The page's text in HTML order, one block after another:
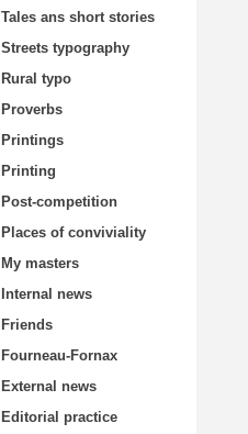
Tales ans short stories
Streets typography
Rural typo
Proverbs
Printings
Printing
Post-competition
Places of conviviality
My masters
Internal news
Friends
Fourneau-Fornax
External news
Editorial practice